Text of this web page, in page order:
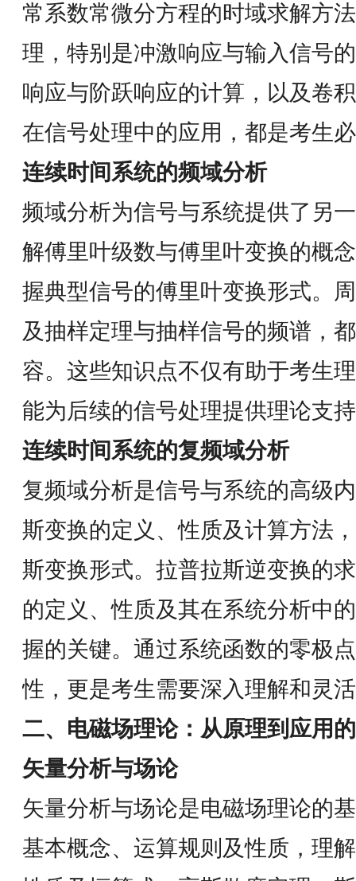
常系数常微分方程的时域求解方
理，特别是冲激响应与输入信号
响应与阶跃响应的计算，以及卷
在信号处理中的应用，都是考生
连续时间系统的频域分析
频域分析为信号与系统提供了另
解傅里叶级数与傅里叶变换的概
握典型信号的傅里叶变换形式。
及抽样定理与抽样信号的频谱，
容。这些知识点不仅有助于考生
能为后续的信号处理提供理论支
连续时间系统的复频域分析
复频域分析是信号与系统的高级
斯变换的定义、性质及计算方法
斯变换形式。拉普拉斯逆变换的
的定义、性质及其在系统分析中
握的关键。通过系统函数的零极
性，更是考生需要深入理解和灵
二、电磁场理论：从原理到应用
矢量分析与场论
矢量分析与场论是电磁场理论的
基本概念、运算规则及性质，理